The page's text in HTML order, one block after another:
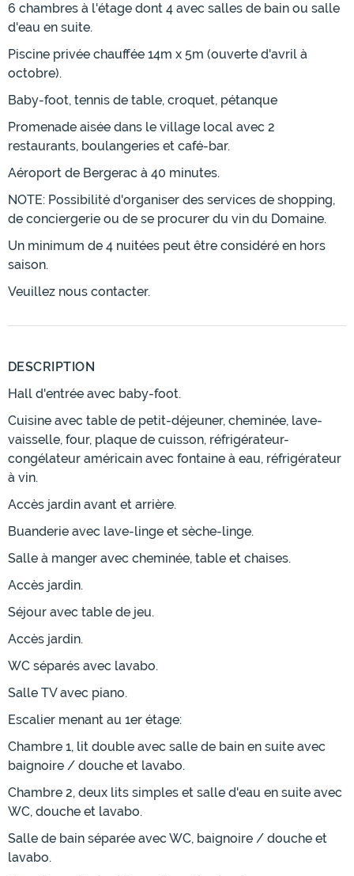
6 chambres à l'étage dont 4 avec salles de bain ou salle
d'eau en suite.
Piscine privée chauffée 14m x 5m (ouverte d'avril à
octobre).
Baby-foot, tennis de table, croquet, pétanque
Promenade aisée dans le village local avec 2
restaurants, boulangeries et café-bar.
Aéroport de Bergerac à 40 minutes.
NOTE: Possibilité d'organiser des services de shopping,
de conciergerie ou de se procurer du vin du Domaine.
Un minimum de 4 nuitées peut être considéré en hors
saison.
Veuillez nous contacter.
DESCRIPTION
Hall d'entrée avec baby-foot.
Cuisine avec table de petit-déjeuner, cheminée, lave-
vaisselle, four, plaque de cuisson, réfrigérateur-
congélateur américain avec fontaine à eau, réfrigérateur
à vin.
Accès jardin avant et arrière.
Buanderie avec lave-linge et sèche-linge.
Salle à manger avec cheminée, table et chaises.
Accès jardin.
Séjour avec table de jeu.
Accès jardin.
WC séparés avec lavabo.
Salle TV avec piano.
Escalier menant au 1er étage:
Chambre 1, lit double avec salle de bain en suite avec
baignoire / douche et lavabo.
Chambre 2, deux lits simples et salle d'eau en suite avec
WC, douche et lavabo.
Salle de bain séparée avec WC, baignoire / douche et
lavabo.